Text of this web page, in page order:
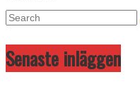
Senaste inläggen